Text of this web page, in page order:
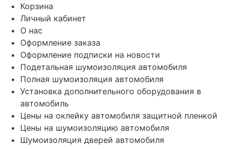
Корзина
Личный кабинет
О нас
Оформление заказа
Оформление подписки на новости
Подетальная шумоизоляция автомобиля
Полная шумоизоляция автомобиля
Установка дополнительного оборудования в
автомобиль
Цены на оклейку автомобиля защитной пленкой
Цены на шумоизоляцию автомобиля
Шумоизоляция дверей автомобиля